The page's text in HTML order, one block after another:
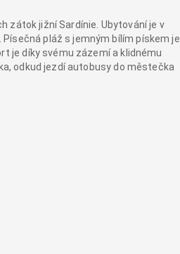
zátok jižní Sardínie. Ubytování je v
pláž s jemným bílím pískem je
je díky svému zázemí a klidnému
odkud jezdí autobusy do městečka